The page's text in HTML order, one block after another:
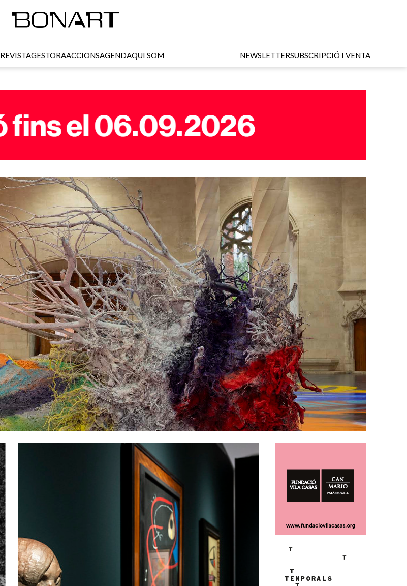
REVISTAGESTORAACCIONSAGENDAQUI SOM NEWSLETTERSUBSCRIPCIÓ I VENTA